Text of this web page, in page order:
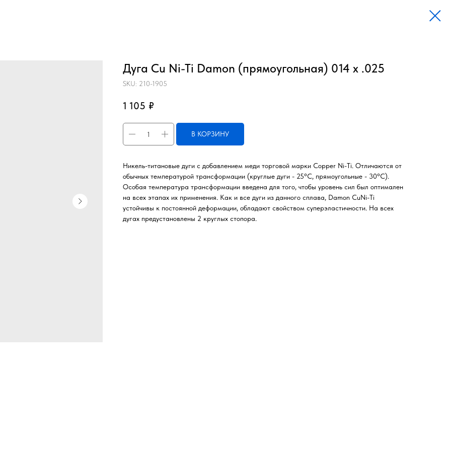
Дуга Cu Ni-Ti Damon (прямоугольная) 014 х .025
SKU: 210-1905
1 105 ₽
В КОРЗИНУ
Никель-титановые дуги с добавлением меди торговой марки Copper Ni-Ti. Отличаются от
обычных температурой трансформации (круглые дуги - 25°С, прямоугольные - 30°С).
Особая температура трансформации введена для того, чтобы уровень сил был оптимален
на всех этапах их применения. Как и все дуги из данного сплава, Damon CuNi-Ti
устойчивы к постоянной деформации, обладают свойством суперэластичности. На всех
дугах предустановлены 2 круглых стопора.